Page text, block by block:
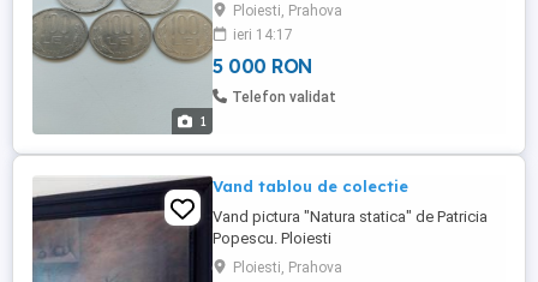
1
Ploiesti, Prahova
ieri 14:17
5 000 RON
Telefon validat
Vand tablou de colectie
Vand pictura "Natura statica" de Patricia
Popescu. Ploiesti
Ploiesti, Prahova